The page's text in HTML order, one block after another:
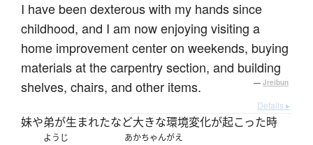
I have been dexterous with my hands since
childhood, and I am now enjoying visiting a
home improvement center on weekends, buying
materials at the carpentry section, and building
shelves, chairs, and other items.
— Jreibun
Details ▸
妹や弟が生まれたなど大きな環境変化が起こった時
ようじ あかちゃんがえ